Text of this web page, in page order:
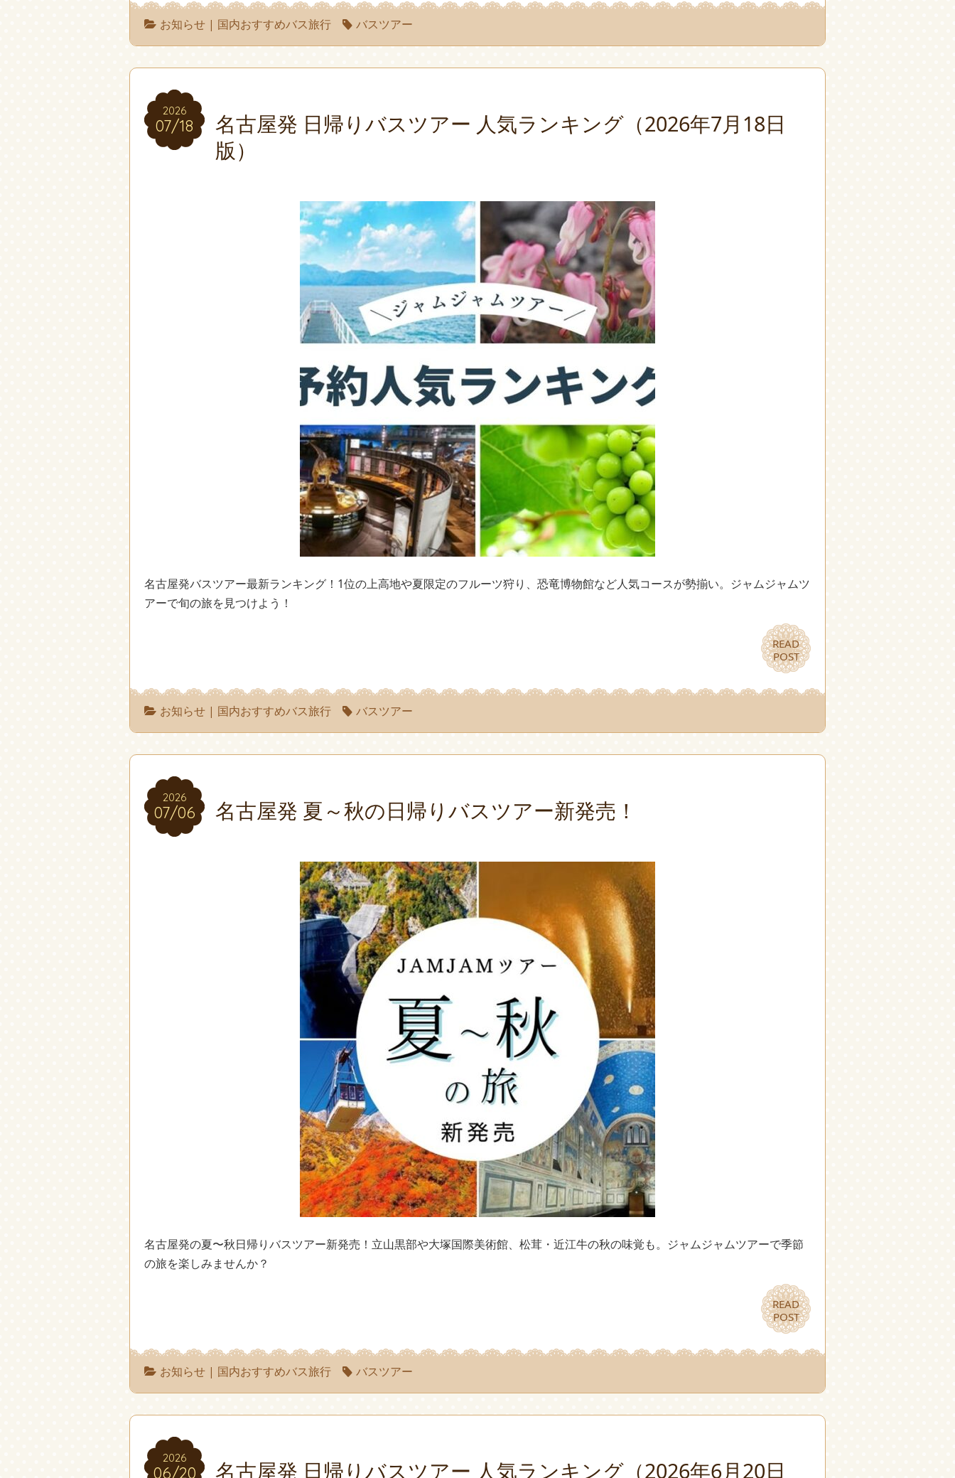
お知らせ| 国内おすすめバス旅行 バスツアー
2026
07/18
2026
07/18
名古屋発 日帰りバスツアー 人気ランキング（2026年7月18日
版）
名古屋発バスツアー最新ランキング！1位の上高地や夏限定のフルーツ狩り、恐竜博物館など人気コースが勢揃い。ジャムジャムツ
アーで旬の旅を見つけよう！
READ
POST
READ
POST
お知らせ| 国内おすすめバス旅行 バスツアー
2026
07/06
2026
07/06 名古屋発 夏～秋の日帰りバスツアー新発売！
名古屋発の夏〜秋日帰りバスツアー新発売！立山黒部や大塚国際美術館、松茸・近江牛の秋の味覚も。ジャムジャムツアーで季節
の旅を楽しみませんか？
READ
POST
READ
POST
お知らせ| 国内おすすめバス旅行 バスツアー
2026
06/20
2026
06/20 名古屋発 日帰りバスツアー 人気ランキング（2026年6月20日